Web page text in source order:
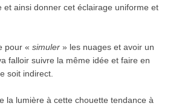
et ainsi donner cet éclairage uniforme et
pour « simuler» les nuages et avoir un
falloir suivre la même idée et faire en
soit indirect.
la lumière à cette chouette tendance à